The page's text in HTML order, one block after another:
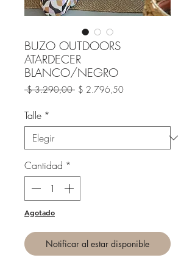
BUZO OUTDOORS
ATARDECER
BLANCO/NEGRO
$ 3.290,00 Precio
$ 2.796,50Precio
Talle *
Cantidad *
Agotado
Notificar al estar disponible